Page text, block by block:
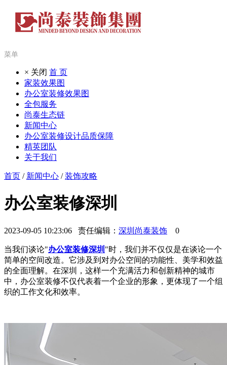
菜单
× 关闭 首 页
家装效果图
办公室装修效果图
全包服务
尚泰生态链
新闻中心
办公室装修设计品质保障
精英团队
关于我们
首页 / 新闻中心 /装饰攻略
办公室装修深圳
2023-09-05 10:23:06 责任编辑： 深圳尚泰装饰 0
当我们谈论"办公室装修深圳 "时，我们并不仅仅是在谈论一个
简单的空间改造。它涉及到对办公空间的功能性、美学和效益
的全面理解。在深圳，这样一个充满活力和创新精神的城市
中，办公室装修不仅代表着一个企业的形象，更体现了一个组
织的工作文化和效率。